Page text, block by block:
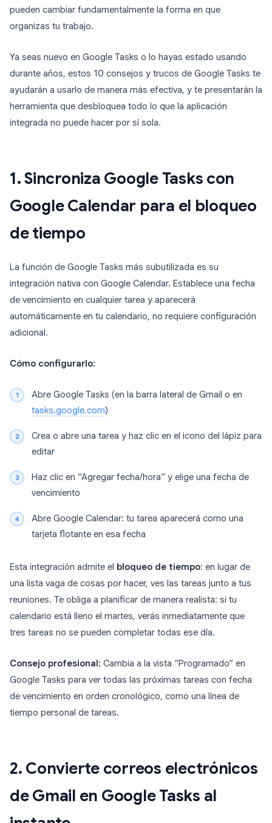
pueden cambiar fundamentalmente la forma en que
organizas tu trabajo.
Ya seas nuevo en Google Tasks o lo hayas estado usando
durante años, estos 10 consejos y trucos de Google Tasks te
ayudarán a usarlo de manera más efectiva, y te presentarán la
herramienta que desbloquea todo lo que la aplicación
integrada no puede hacer por sí sola.
1. Sincroniza Google Tasks con
Google Calendar para el bloqueo
de tiempo
La función de Google Tasks más subutilizada es su
integración nativa con Google Calendar. Establece una fecha
de vencimiento en cualquier tarea y aparecerá
automáticamente en tu calendario, no requiere configuración
adicional.
Cómo configurarlo:
Abre Google Tasks (en la barra lateral de Gmail o en
tasks.google.com)
Crea o abre una tarea y haz clic en el icono del lápiz para
editar
Haz clic en “Agregar fecha/hora” y elige una fecha de
vencimiento
Abre Google Calendar: tu tarea aparecerá como una
tarjeta flotante en esa fecha
Esta integración admite el bloqueo de tiempo: en lugar de
una lista vaga de cosas por hacer, ves las tareas junto a tus
reuniones. Te obliga a planificar de manera realista: si tu
calendario está lleno el martes, verás inmediatamente que
tres tareas no se pueden completar todas ese día.
Consejo profesional: Cambia a la vista “Programado” en
Google Tasks para ver todas las próximas tareas con fecha
de vencimiento en orden cronológico, como una línea de
tiempo personal de tareas.
2. Convierte correos electrónicos
de Gmail en Google Tasks al